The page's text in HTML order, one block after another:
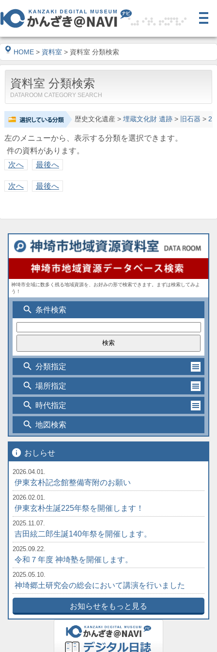
HOME > 資料室 > 資料室 分類検索
資料室 分類検索
DATAROOM CATEGORY SEARCH
歴史文化遺産> 埋蔵文化財 遺跡> 旧石器 > 2
左のメニューから、表示する分類を選択できます。
件の資料があります。
次へ
最後へ
次へ 最後へ
神埼市全域に数多く残る地域資源を、お好みの形で検索できます。まずは検索してみよ
う！
search 条件検索
search 分類指定
search 場所指定
search 時代指定
search 地図検索
info おしらせ
2026.04.01.
伊東玄朴記念館整備寄附のお願い
2026.02.01.
伊東玄朴生誕225年祭を開催します！
2025.11.07.
吉田絃二郎生誕140年祭を開催します。
2025.09.22.
令和７年度 神埼塾を開催します。
2025.05.10.
神埼郷土研究会の総会において講演を行いました
お知らせをもっと見る